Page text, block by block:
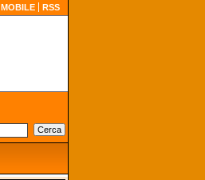
MOBILE RSS